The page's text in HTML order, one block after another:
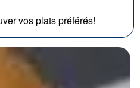
vos plats préférés!